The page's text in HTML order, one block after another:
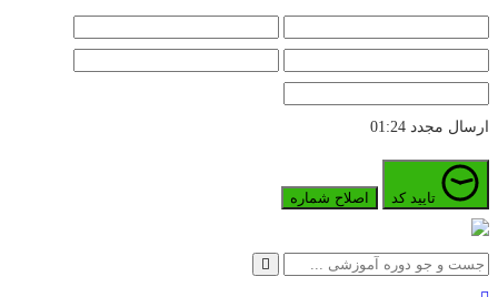
ارسال مجدد 01:24
اصلاح شماره